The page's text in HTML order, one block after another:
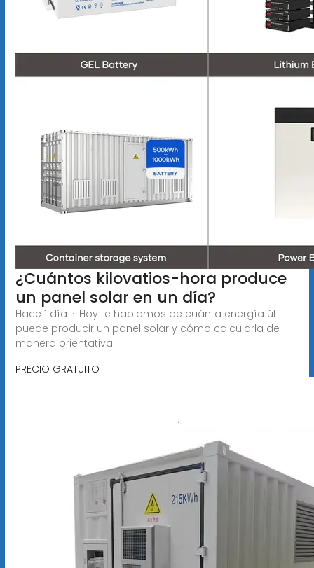
¿Cuántos kilovatios-hora produce
un panel solar en un día?
Hace 1 día · Hoy te hablamos de cuánta energía útil
puede producir un panel solar y cómo calcularla de
manera orientativa.
PRECIO GRATUITO